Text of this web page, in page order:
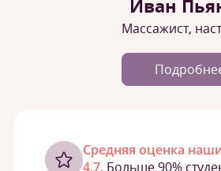
Иван
Массажист,
Cредняя оценка
4,7. Больше 90%